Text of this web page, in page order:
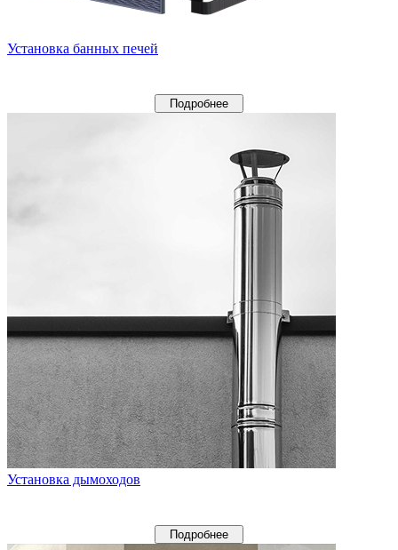
Установка банных печей
Подробнее
Установка дымоходов
Подробнее